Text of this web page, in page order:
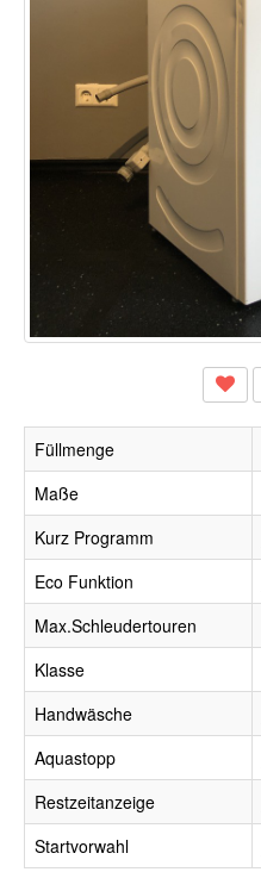
Füllmenge
Maße
Kurz Programm
Eco Funktion
Max.Schleudertouren
Klasse
Handwäsche
Aquastopp
Restzeitanzeige
Startvorwahl